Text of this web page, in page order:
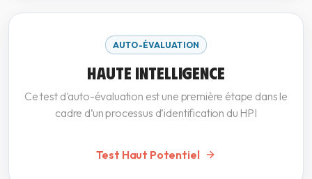
AUTO-ÉVALUATION
HAUTE INTELLIGENCE
Ce test d'auto-évaluation est une première étape dans le
cadre d’un processus d’identification du HPI
Test Haut Potentiel